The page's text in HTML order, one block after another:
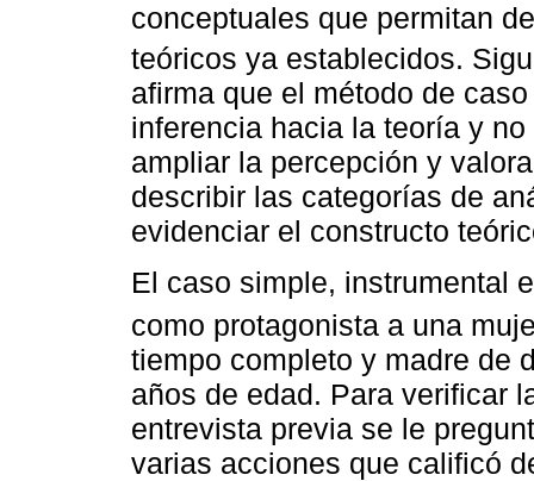
conceptuales que permitan
teóricos ya establecidos.
afirma que el método de
inferencia hacia la teoría y
ampliar la percepción y
describir las categorías de
evidenciar el constructo
El caso simple, instrumental
como protagonista a una
tiempo completo y madre de
años de edad. Para verificar
entrevista previa se le
varias acciones que calificó